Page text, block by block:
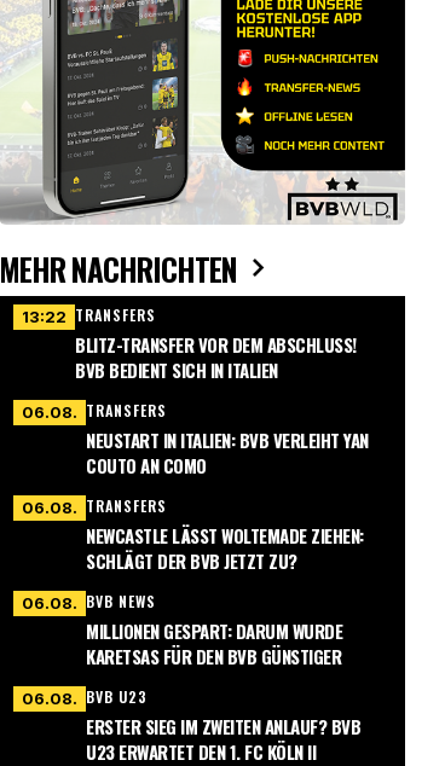
MEHR NACHRICHTEN
13:22 TRANSFERS
BLITZ-TRANSFER VOR DEM ABSCHLUSS!
BVB BEDIENT SICH IN ITALIEN
06.08. TRANSFERS
NEUSTART IN ITALIEN: BVB VERLEIHT YAN
COUTO AN COMO
06.08. TRANSFERS
NEWCASTLE LÄSST WOLTEMADE ZIEHEN:
SCHLÄGT DER BVB JETZT ZU?
06.08. BVB NEWS
MILLIONEN GESPART: DARUM WURDE
KARETSAS FÜR DEN BVB GÜNSTIGER
06.08. BVB U23
ERSTER SIEG IM ZWEITEN ANLAUF? BVB
U23 ERWARTET DEN 1. FC KÖLN II